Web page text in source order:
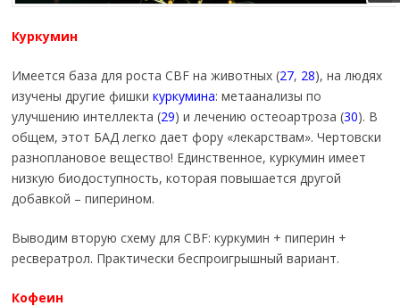
Куркумин
Имеется база для роста CBF на животных (27, 28), на людях
изучены другие фишки куркумина: метаанализы по
улучшению интеллекта (29) и лечению остеоартроза (30). В
общем, этот БАД легко дает фору «лекарствам». Чертовски
разноплановое вещество! Единственное, куркумин имеет
низкую биодоступность, которая повышается другой
добавкой – пиперином.
Выводим вторую схему для CBF: куркумин + пиперин +
ресвератрол. Практически беспроигрышный вариант.
Кофеин